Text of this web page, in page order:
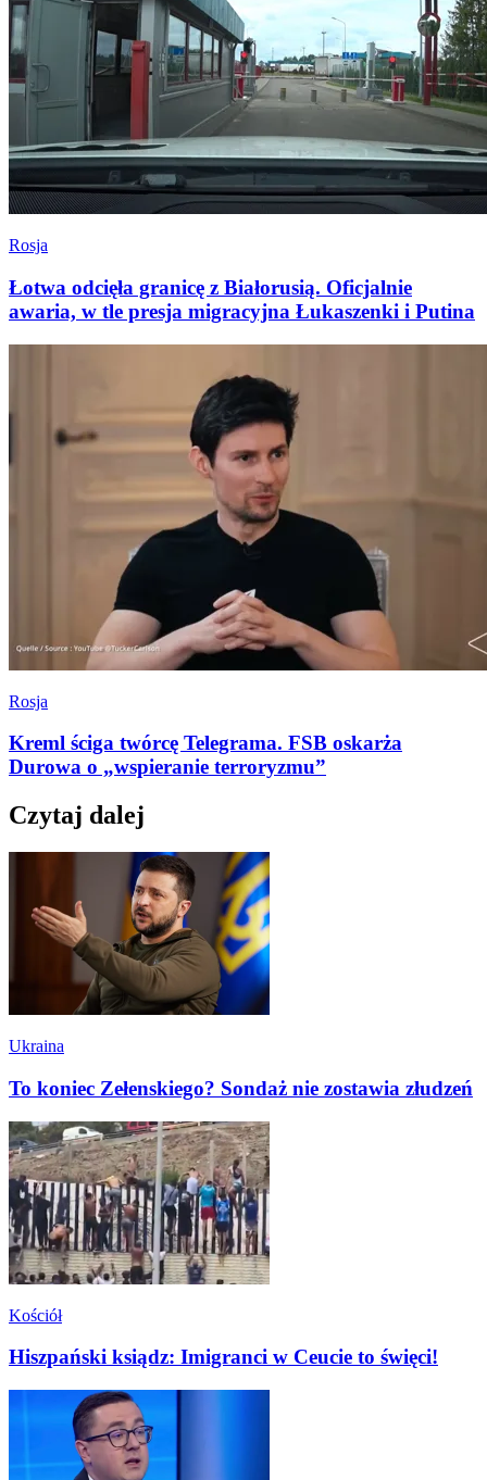
Rosja
Łotwa odcięła granicę z Białorusią. Oficjalnie
awaria, w tle presja migracyjna Łukaszenki i Putina
Rosja
Kreml ściga twórcę Telegrama. FSB oskarża
Durowa o „wspieranie terroryzmu”
Czytaj dalej
Ukraina
To koniec Zełenskiego? Sondaż nie zostawia złudzeń
Kościół
Hiszpański ksiądz: Imigranci w Ceucie to święci!